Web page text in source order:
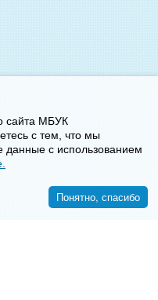
сайта МБУК
с тем, что мы
с использованием
Понятно, спасибо